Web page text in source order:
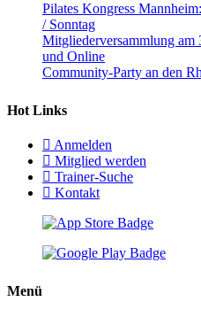
Pilates Kongress
/ Sonntag
Mitgliederversammlung am
und Online
Community-Party an den
Hot Links
Anmelden
Mitglied werden
Trainer-Suche
Kontakt
Menü